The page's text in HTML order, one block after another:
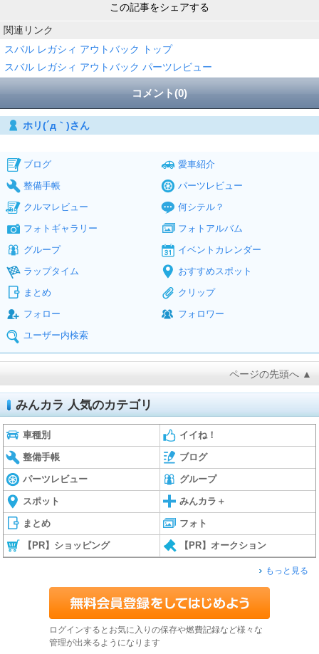
この記事をシェアする
関連リンク
スバル レガシィ アウトバック トップ
スバル レガシィ アウトバック パーツレビュー
コメント(0)
ホリ(´д｀)さん
ブログ
愛車紹介
整備手帳
パーツレビュー
クルマレビュー
何シテル？
フォトギャラリー
フォトアルバム
グループ
イベントカレンダー
ラップタイム
おすすめスポット
まとめ
クリップ
フォロー
フォロワー
ユーザー内検索
ページの先頭へ ▲
みんカラ 人気のカテゴリ
車種別 イイね！
整備手帳 ブログ
パーツレビュー グループ
スポット みんカラ＋
まとめ フォト
【PR】ショッピング 【PR】オークション
もっと見る
ログインするとお気に入りの保存や燃費記録など様々な
管理が出来るようになります